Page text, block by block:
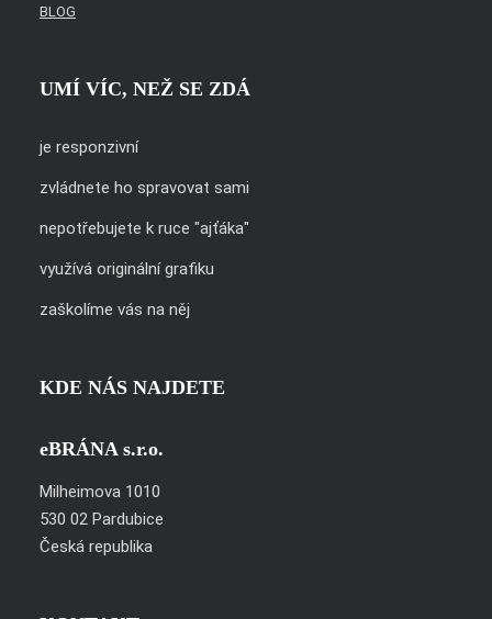
BLOG
UMÍ VÍC, NEŽ SE ZDÁ
je responzivní
zvládnete ho spravovat sami
nepotřebujete k ruce "ajťáka"
využívá originální grafiku
zaškolíme vás na něj
KDE NÁS NAJDETE
eBRÁNA s.r.o.
Milheimova 1010
530 02 Pardubice
Česká republika